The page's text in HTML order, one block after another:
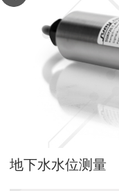
地下水水位测量